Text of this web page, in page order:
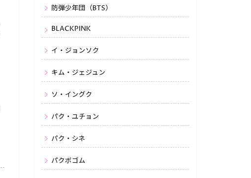
防弾少年団（BTS）
BLACKPINK
イ・ジョンソク
キム・ジェジュン
ソ・イングク
パク・ユチョン
パク・シネ
パクボゴム